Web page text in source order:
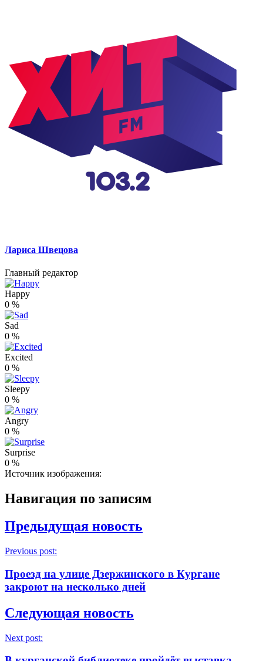
Лариса Швецова
Главный редактор
Happy
0 %
Sad
0 %
Excited
0 %
Sleepy
0 %
Angry
0 %
Surprise
0 %
Источник изображения:
Навигация по записям
Предыдущая новость
Previous post:
Проезд на улице Дзержинского в Кургане
закроют на несколько дней
Следующая новость
Next post: